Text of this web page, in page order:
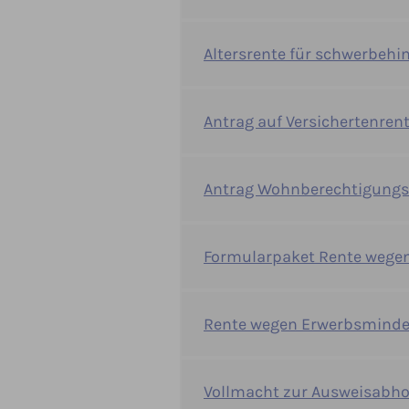
Altersrente für
Antrag auf
Antrag
Formularpaket Rente
Rente wegen
Vollmacht zur